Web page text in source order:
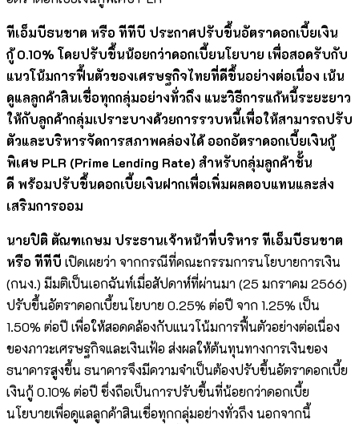
ทีเอ็มบีธนชาต หรือ ทีทีบี ประกาศปรับขึ้นอัตราดอกเบี้ยเงิน
กู้0.10% โดยปรับขึ้นน้อยกว่าดอกเบี้ยนโยบาย เพื่อสอดรับกับ
แนวโน้มการฟื้นตัวของเศรษฐกิจไทยที่ดีขึ้นอย่างต่อเนื่อง เน้น
ดูแลลูกค้าสินเชื่อทุกกลุ่มอย่างทั่วถึง แนะวิธีการแก้หนี้ระยะยาว
ให้กับลูกค้ากลุ่มเปราะบางด้วยการรวบหนี้เพื่อให้สามารถปรับ
ตัวและบริหารจัดการสภาพคล่องได้ ออกอัตราดอกเบี้ยเงินกู้
พิเศษ PLR (Prime Lending Rate) สำหรับกลุ่มลูกค้าชั้น
ดี พร้อมปรับขึ้นดอกเบี้ยเงินฝากเพื่อเพิ่มผลตอบแทนและส่ง
เสริมการออม
นายปิติ ตัณฑเกษม ประธานเจ้าหน้าที่บริหาร ทีเอ็มบีธนชาต
หรือ ทีทีบี เปิดเผยว่า จากกรณีที่คณะกรรมการนโยบายการเงิน
(กนง.) มีมติเป็นเอกฉันท์เมื่อสัปดาห์ที่ผ่านมา (25 มกราคม 2566)
ปรับขึ้นอัตราดอกเบี้ยนโยบาย 0.25% ต่อปี จาก 1.25% เป็น
1.50% ต่อปี เพื่อให้สอดคล้องกับแนวโน้มการฟื้นตัวอย่างต่อเนื่อง
ของภาวะเศรษฐกิจและเงินเฟ้อ ส่งผลให้ต้นทุนทางการเงินของ
ธนาคารสูงขึ้น ธนาคารจึงมีความจำเป็นต้องปรับขึ้นอัตราดอกเบี้ย
เงินกู้ 0.10% ต่อปี ซึ่งถือเป็นการปรับขึ้นที่น้อยกว่าดอกเบี้ย
นโยบายเพื่อดูแลลูกค้าสินเชื่อทุกกลุ่มอย่างทั่วถึง นอกจากนี้